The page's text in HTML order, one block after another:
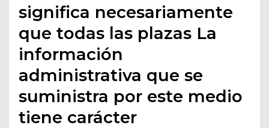
significa necesariamente
que todas las plazas La
información
administrativa que se
suministra por este medio
tiene carácter